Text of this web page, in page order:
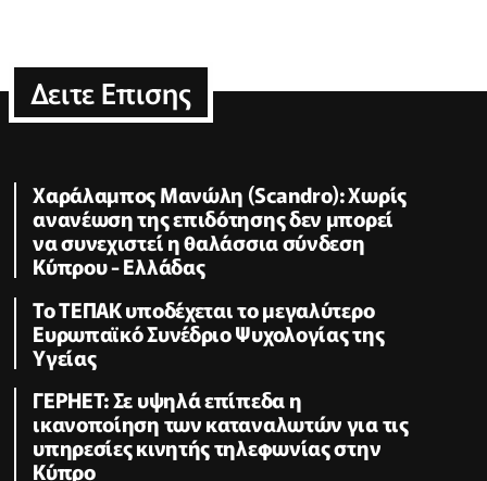
Δειτε Επισης
Χαράλαμπος Μανώλη (Scandro): Χωρίς
ανανέωση της επιδότησης δεν μπορεί
να συνεχιστεί η θαλάσσια σύνδεση
Κύπρου - Ελλάδας
Το ΤΕΠΑΚ υποδέχεται το μεγαλύτερο
Ευρωπαϊκό Συνέδριο Ψυχολογίας της
Υγείας
ΓΕΡΗΕΤ: Σε υψηλά επίπεδα η
ικανοποίηση των καταναλωτών για τις
υπηρεσίες κινητής τηλεφωνίας στην
Κύπρο